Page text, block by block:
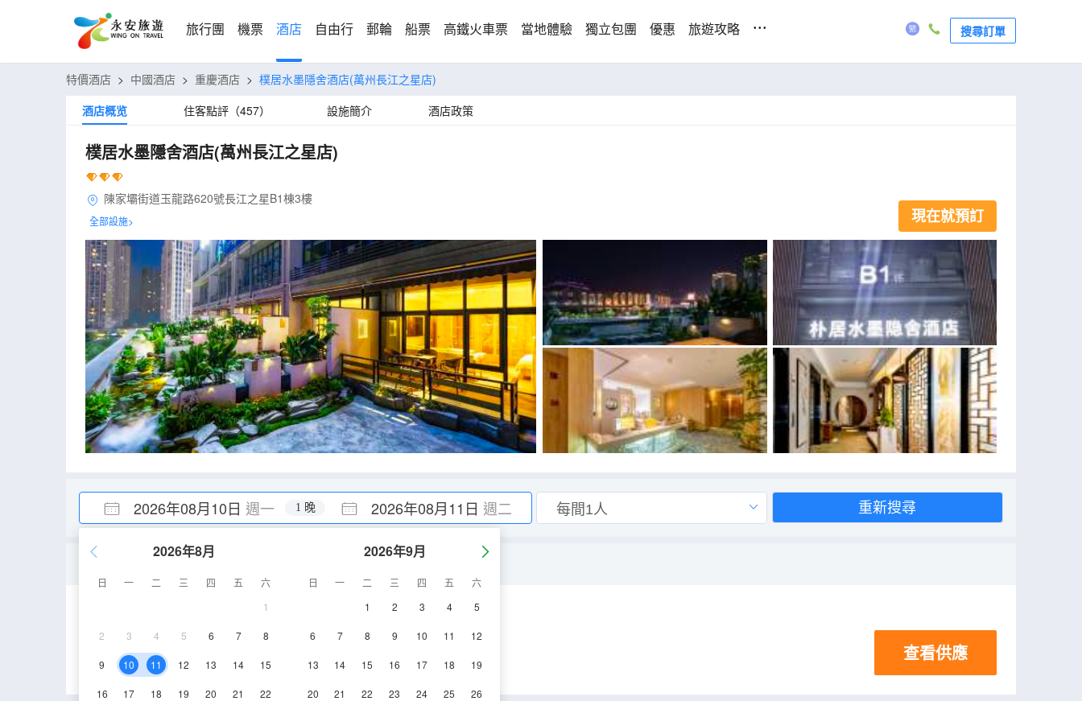
旅行團 機票 酒店 自由行 郵輪 船票 高鐵火車票 當地體驗 獨立包團 優惠 旅遊攻略 ... 搜尋訂單
特價酒店 > 中國酒店 > 重慶酒店 > 樸居水墨隱舍酒店(萬州長江之星店)
酒店概览
住客點評（457） 設施簡介 酒店政策
樸居水墨隱舍酒店(萬州長江之星店)
陳家壩街道玉龍路620號長江之星B1棟3樓
全部設施> 現在就預訂
2026年08月10日 週一 2026年08月11日 週二
1 晚
2026年8月
日 一 二 三 四 五
六
1
2 3 4 5 6 7 8
9 10 11 12 13 14 15
16 17 18 19 20 21 22
2026年9月
日 一 二 三 四 五
六
1
2 3 4 5
6 7 8 9 10 11 12
13 14 15 16 17 18 19
20 21 22 23 24 25 26
重新搜尋
樸靜.雅緻套房（庭院+獨立茶室+宋式風雅）
電視機
查看供應